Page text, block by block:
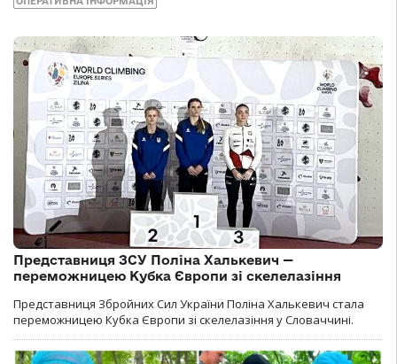
Представниця ЗСУ Поліна Халькевич —
переможницею Кубка Європи зі скелелазіння
Представниця Збройних Сил України Поліна Халькевич стала
переможницею Кубка Європи зі скелелазіння у Словаччині.